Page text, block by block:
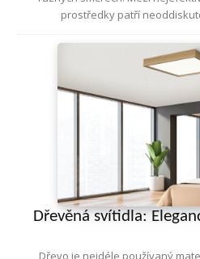
prostředky patří
Dřevěná svítidla:
Dřevo je nejdéle používaný